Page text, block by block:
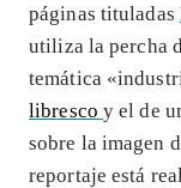
páginas tituladas
utiliza la percha
temática
libresco y el de
sobre la imagen
reportaje está